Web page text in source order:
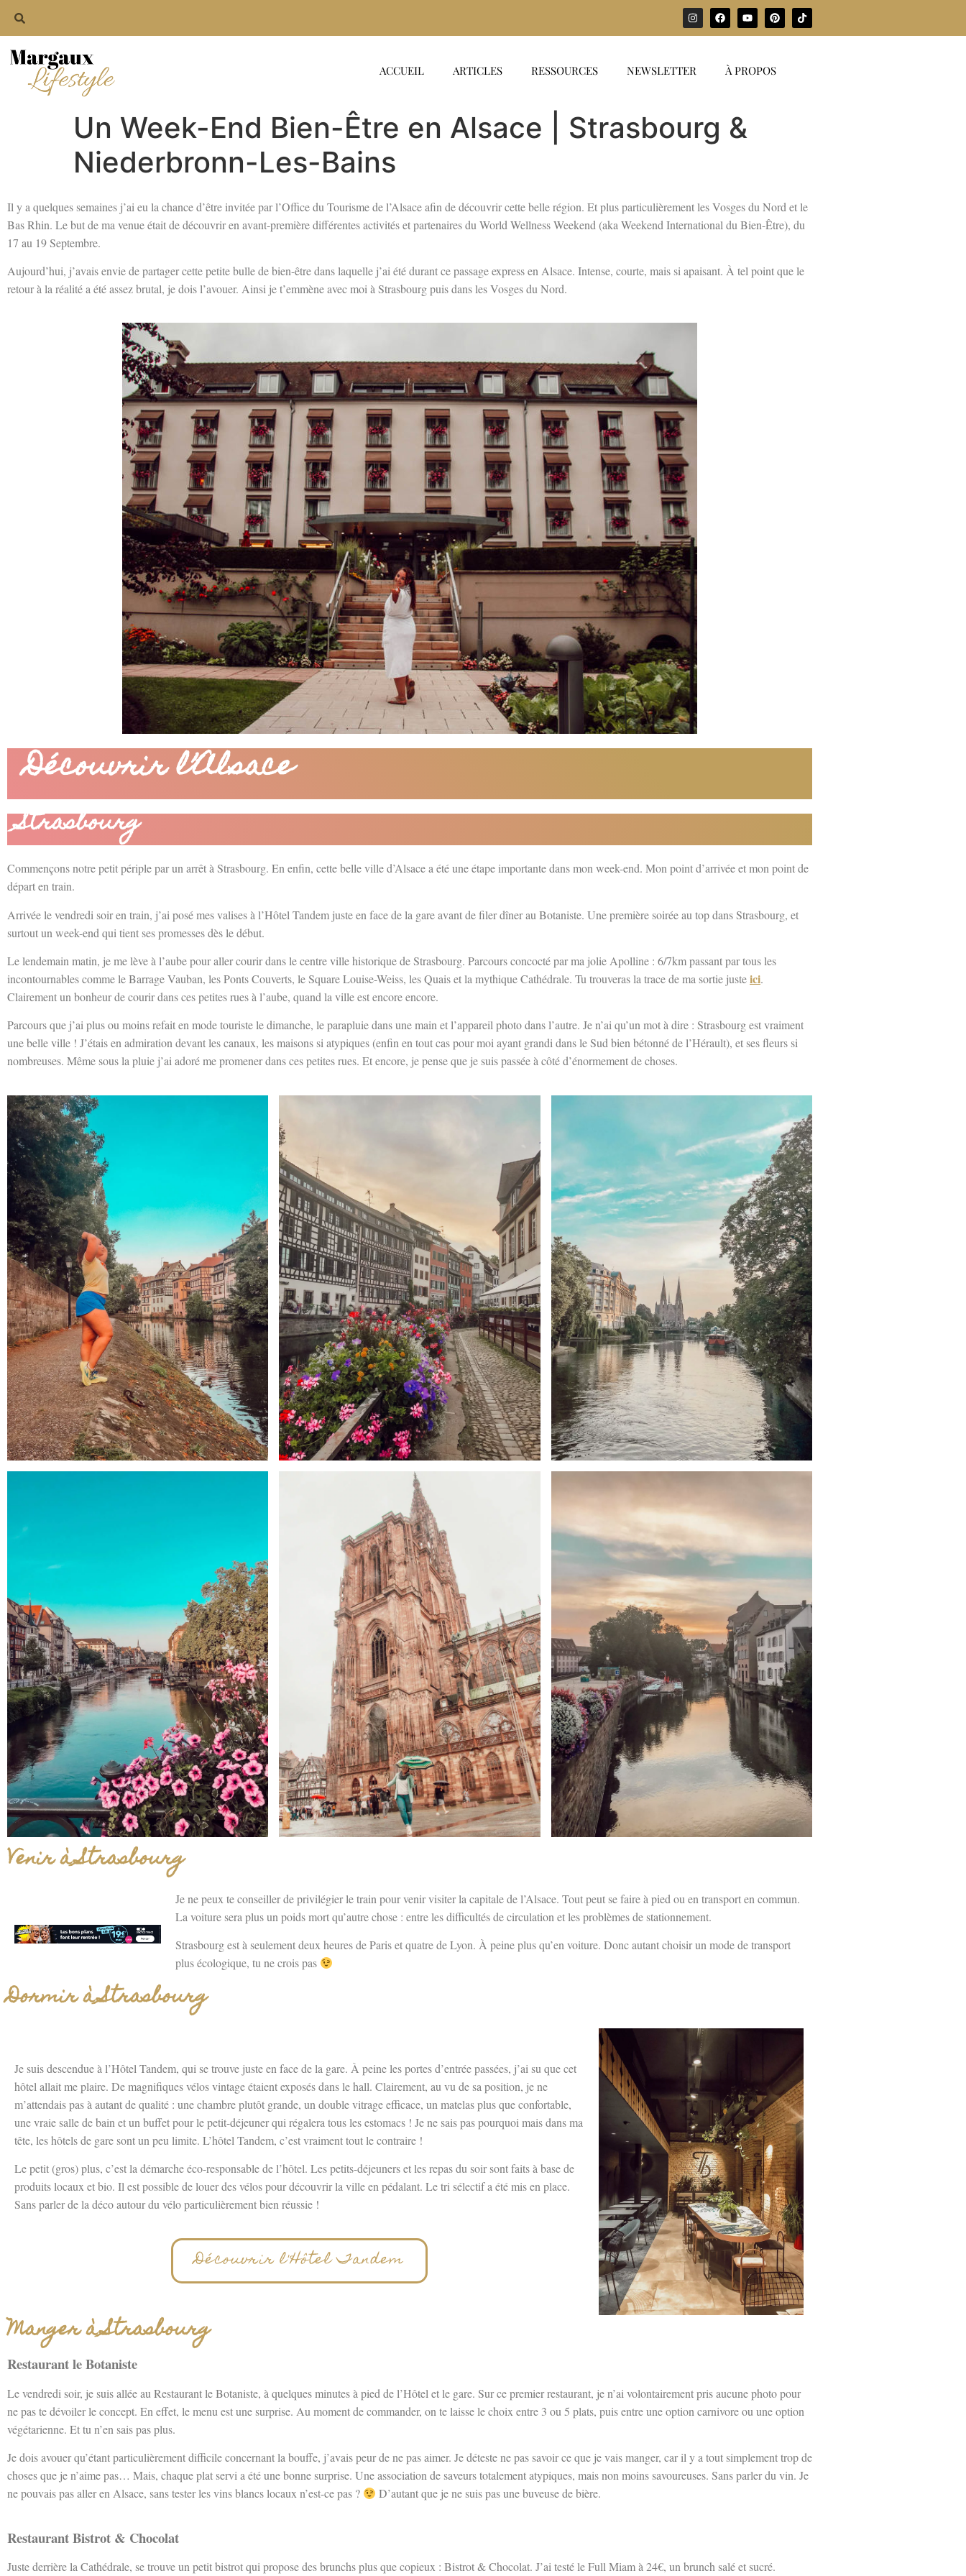
ACCUEIL ARTICLES RESSOURCES NEWSLETTER À PROPOS
Un Week-End Bien-Être en Alsace | Strasbourg &
Niederbronn-Les-Bains
Il y a quelques semaines j’ai eu la chance d’être invitée par l’Office du Tourisme de l’Alsace afin de découvrir cette belle région. Et plus particulièrement les Vosges du Nord et le
Bas Rhin. Le but de ma venue était de découvrir en avant-première différentes activités et partenaires du World Wellness Weekend (aka Weekend International du Bien-Être), du
17 au 19 Septembre.
Aujourd’hui, j’avais envie de partager cette petite bulle de bien-être dans laquelle j’ai été durant ce passage express en Alsace. Intense, courte, mais si apaisant. À tel point que le
retour à la réalité a été assez brutal, je dois l’avouer. Ainsi je t’emmène avec moi à Strasbourg puis dans les Vosges du Nord.
Découvrir l’Alsace
Strasbourg
Commençons notre petit périple par un arrêt à Strasbourg. En enfin, cette belle ville d’Alsace a été une étape importante dans mon week-end. Mon point d’arrivée et mon point de
départ en train.
Arrivée le vendredi soir en train, j’ai posé mes valises à l’Hôtel Tandem juste en face de la gare avant de filer dîner au Botaniste. Une première soirée au top dans Strasbourg, et
surtout un week-end qui tient ses promesses dès le début.
Le lendemain matin, je me lève à l’aube pour aller courir dans le centre ville historique de Strasbourg. Parcours concocté par ma jolie Apolline : 6/7km passant par tous les
incontournables comme le Barrage Vauban, les Ponts Couverts, le Square Louise-Weiss, les Quais et la mythique Cathédrale. Tu trouveras la trace de ma sortie justeici.
Clairement un bonheur de courir dans ces petites rues à l’aube, quand la ville est encore encore.
Parcours que j’ai plus ou moins refait en mode touriste le dimanche, le parapluie dans une main et l’appareil photo dans l’autre. Je n’ai qu’un mot à dire : Strasbourg est vraiment
une belle ville ! J’étais en admiration devant les canaux, les maisons si atypiques (enfin en tout cas pour moi ayant grandi dans le Sud bien bétonné de l’Hérault), et ses fleurs si
nombreuses. Même sous la pluie j’ai adoré me promener dans ces petites rues. Et encore, je pense que je suis passée à côté d’énormement de choses.
Venir à Strasbourg
Je ne peux te conseiller de privilégier le train pour venir visiter la capitale de l’Alsace. Tout peut se faire à pied ou en transport en commun.
La voiture sera plus un poids mort qu’autre chose : entre les difficultés de circulation et les problèmes de stationnement.
Strasbourg est à seulement deux heures de Paris et quatre de Lyon. À peine plus qu’en voiture. Donc autant choisir un mode de transport
plus écologique, tu ne crois pas
Dormir à Strasbourg
Je suis descendue à l’Hôtel Tandem, qui se trouve juste en face de la gare. À peine les portes d’entrée passées, j’ai su que cet
hôtel allait me plaire. De magnifiques vélos vintage étaient exposés dans le hall. Clairement, au vu de sa position, je ne
m’attendais pas à autant de qualité : une chambre plutôt grande, un double vitrage efficace, un matelas plus que confortable,
une vraie salle de bain et un buffet pour le petit-déjeuner qui régalera tous les estomacs ! Je ne sais pas pourquoi mais dans ma
tête, les hôtels de gare sont un peu limite. L’hôtel Tandem, c’est vraiment tout le contraire !
Le petit (gros) plus, c’est la démarche éco-responsable de l’hôtel. Les petits-déjeuners et les repas du soir sont faits à base de
produits locaux et bio. Il est possible de louer des vélos pour découvrir la ville en pédalant. Le tri sélectif a été mis en place.
Sans parler de la déco autour du vélo particulièrement bien réussie !
Découvrir l'Hôtel Tandem
Manger à Strasbourg
Restaurant le Botaniste
Le vendredi soir, je suis allée au Restaurant le Botaniste, à quelques minutes à pied de l’Hôtel et le gare. Sur ce premier restaurant, je n’ai volontairement pris aucune photo pour
ne pas te dévoiler le concept. En effet, le menu est une surprise. Au moment de commander, on te laisse le choix entre 3 ou 5 plats, puis entre une option carnivore ou une option
végétarienne. Et tu n’en sais pas plus.
Je dois avouer qu’étant particulièrement difficile concernant la bouffe, j’avais peur de ne pas aimer. Je déteste ne pas savoir ce que je vais manger, car il y a tout simplement trop de
choses que je n’aime pas… Mais, chaque plat servi a été une bonne surprise. Une association de saveurs totalement atypiques, mais non moins savoureuses. Sans parler du vin. Je
ne pouvais pas aller en Alsace, sans tester les vins blancs locaux n’est-ce pas ?
D’autant que je ne suis pas une buveuse de bière.
Restaurant Bistrot & Chocolat
Juste derrière la Cathédrale, se trouve un petit bistrot qui propose des brunchs plus que copieux : Bistrot & Chocolat. J’ai testé le Full Miam à 24€, un brunch salé et sucré.